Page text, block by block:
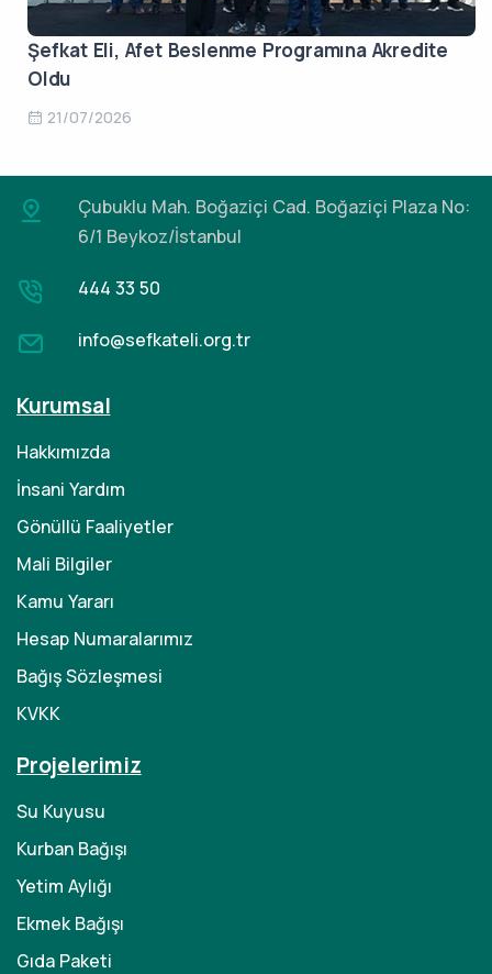
Şefkat Eli, Afet Beslenme Programına Akredite
Oldu
21/07/2026
Çubuklu Mah. Boğaziçi Cad. Boğaziçi Plaza No:
6/1 Beykoz/İstanbul
444 33 50
info@sefkateli.org.tr
Kurumsal
Hakkımızda
İnsani Yardım
Gönüllü Faaliyetler
Mali Bilgiler
Kamu Yararı
Hesap Numaralarımız
Bağış Sözleşmesi
KVKK
Projelerimiz
Su Kuyusu
Kurban Bağışı
Yetim Aylığı
Ekmek Bağışı
Gıda Paketi